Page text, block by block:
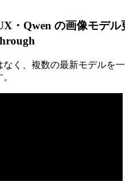
・Qwen の画像モデル
なく、複数の最新モデルを